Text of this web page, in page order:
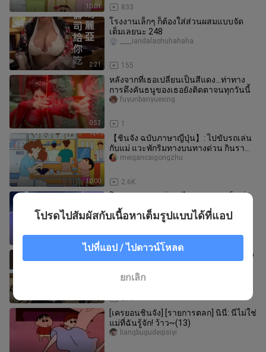
10:01 833
2:21
โรงงานเล็กๆ ก็ต้องใส่ส่วนผสมแบบจัด
เต็มเลยนะ 248
155
____iandalaohuhahaha
0:52
หลังจากที่เธอเปลี่ยนเป็นสีแดง…ท่าทาง
การดึงคันธนูของเธอยังติดตาจนทุกวันนี้
1
fuyunbanyuexing
10:00
【ชินจัง ฉบับภาษาญี่ปุ่น】: ไปขับรถเล่น
กับแม่ แวะพักริมทางบนทางด่วน กินรา
เม็งกับฮอตดอกไซซ์ยักษ์!
2.6K
meigancaigongzhu
ชาย กลับมอบความอ่อนโยนทั้งหมดให้กับ
โคอิจัง
27
dongmanxuanjuchang
ตอนที่ 340: Shi Jin Diao ปะทะ Long Diao
319
chuxindiaoyu
[เครยอนชินจัง] [รายการตลก] นินี่: นี่ไม่ใช่
แม่ที่ฉันรู้จัก! ว้าว~(13)
liangbugudeqisiyi
โปรดไปสัมผัสกับเนื้อหาเต็มรูปแบบได้ที่แอป
ไปที่แอป / ไปดาวน์โหลด
ยกเลิก